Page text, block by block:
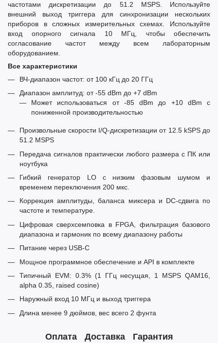
частотами дискретизации до 51.2 MSPS. Используйте
внешний выход триггера для синхронизации нескольких
приборов в сложных измерительных схемах. Используйте
вход опорного сигнала 10 МГц, чтобы обеспечить
согласование частот между всем лабораторным
оборудованием.
Все характеристики
ВЧ-диапазон частот: от 100 кГц до 20 ГГц
Диапазон амплитуд: от -55 dBm до +7 dBm
Может использоваться от -85 dBm до +10 dBm с
пониженной производительностью
Произвольные скорости I/Q-дискретизации от 12.5 kSPS до
51.2 MSPS
Передача сигналов практически любого размера с ПК или
ноутбука
Гибкий генератор LO с низким фазовым шумом и
временем переключения 200 мкс.
Коррекция амплитуды, баланса миксера и DC-сдвига по
частоте и температуре.
Цифровая сверхсемповка в FPGA, фильтрация базового
диапазона и гармоник по всему диапазону работы
Питание через USB-C
Мощное программное обеспечение и API в комплекте
Типичный EVM: 0.3% (1 ГГц несущая, 1 MSPS QAM16,
alpha 0.35, raised cosine)
Наружный вход 10 МГц и выход триггера
Длина менее 9 дюймов, вес всего 2 фунта
Оплата Доставка Гарантия